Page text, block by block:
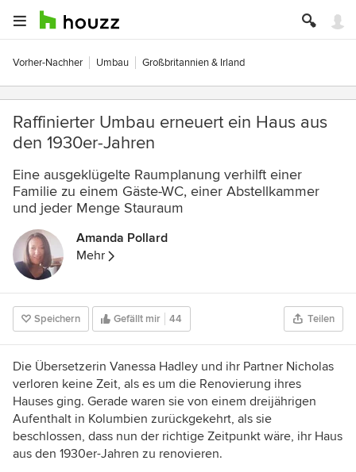
Vorher-Nachher Umbau Großbritannien & Irland
Raffinierter Umbau erneuert ein Haus aus
den 1930er-Jahren
Eine ausgeklügelte Raumplanung verhilft einer
Familie zu einem Gäste-WC, einer Abstellkammer
und jeder Menge Stauraum
Amanda Pollard
Mehr
Speichern Gefällt mir 44 Teilen
Die Übersetzerin Vanessa Hadley und ihr Partner Nicholas
verloren keine Zeit, als es um die Renovierung ihres
Hauses ging. Gerade waren sie von einem dreijährigen
Aufenthalt in Kolumbien zurückgekehrt, als sie
beschlossen, dass nun der richtige Zeitpunkt wäre, ihr Haus
aus den 1930er-Jahren zu renovieren.